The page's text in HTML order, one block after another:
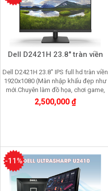
Dell D2421H 23.8" tràn viền
Dell D2421H 23.8" IPS full hd tràn viền
1920x1080 (Màn nhập khẩu đẹp như
mới.Chuyên làm đồ họa, chơi game,
nhìn lâu không mỏi mắt)
2,500,000 ₫
-11%